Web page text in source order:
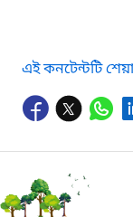
এই কনটেন্টটি